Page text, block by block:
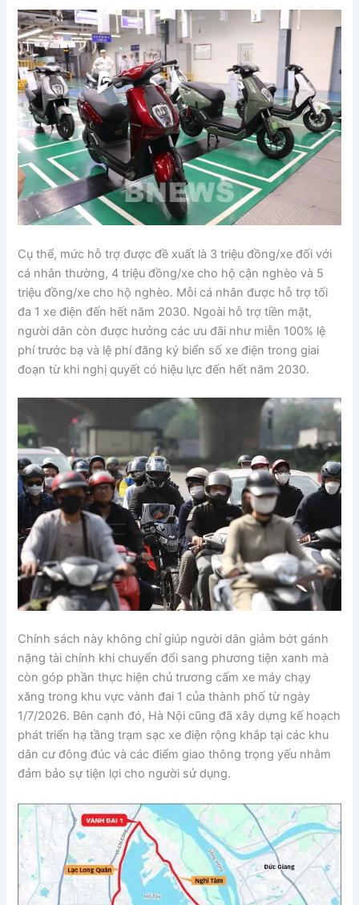
Cụ thể, mức hỗ trợ được đề xuất là 3 triệu đồng/xe đối với
cá nhân thường, 4 triệu đồng/xe cho hộ cận nghèo và 5
triệu đồng/xe cho hộ nghèo. Mỗi cá nhân được hỗ trợ tối
đa 1 xe điện đến hết năm 2030. Ngoài hỗ trợ tiền mặt,
người dân còn được hưởng các ưu đãi như miễn 100% lệ
phí trước bạ và lệ phí đăng ký biển số xe điện trong giai
đoạn từ khi nghị quyết có hiệu lực đến hết năm 2030.
Chính sách này không chỉ giúp người dân giảm bớt gánh
nặng tài chính khi chuyển đổi sang phương tiện xanh mà
còn góp phần thực hiện chủ trương cấm xe máy chạy
xăng trong khu vực vành đai 1 của thành phố từ ngày
1/7/2026. Bên cạnh đó, Hà Nội cũng đã xây dựng kế hoạch
phát triển hạ tầng trạm sạc xe điện rộng khắp tại các khu
dân cư đông đúc và các điểm giao thông trọng yếu nhằm
đảm bảo sự tiện lợi cho người sử dụng.